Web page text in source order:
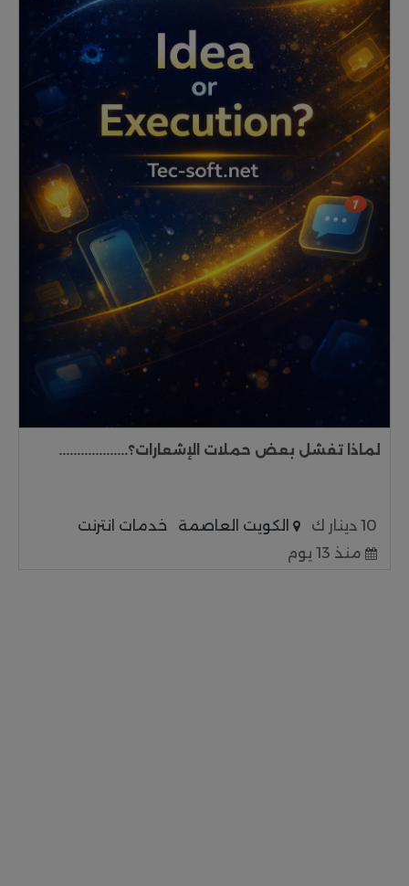
لماذا تفشل بعض حملات الإشعارات؟...................
10 دينار ك الكويت العاصمة
خدمات انترنت
منذ 13 يوم